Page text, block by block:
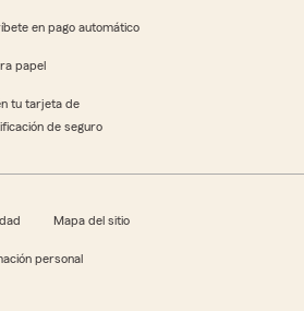
en pago automático
papel
tu tarjeta de
de seguro
Mapa del sitio
personal